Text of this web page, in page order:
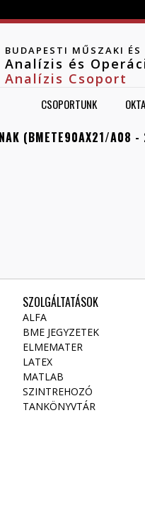
BUDAPESTI MŰSZAKI
Analízis és
Analízis Csoport
CSOPORTUNK
(BMETE90AX21/
SZOLGÁLTATÁSOK
ALFA
BME JEGYZETEK
ELMEMATER
LATEX
MATLAB
SZINTREHOZÓ
TANKÖNYVTÁR